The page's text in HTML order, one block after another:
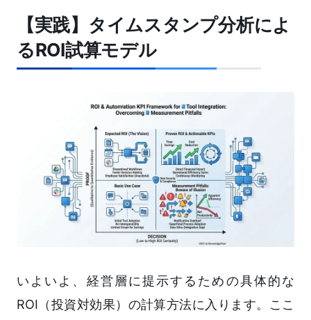
【実践】タイムスタンプ分析によ
るROI試算モデル
いよいよ、経営層に提示するための具体的な
ROI（投資対効果）の計算方法に入ります。ここ